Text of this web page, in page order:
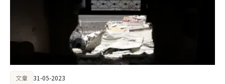
文章 31-05-2023